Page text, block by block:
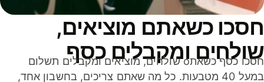
כשאתם מוציאים,
ומקבלים כסף
חסכו כסף כשאתo שולחים, מוציאים ומקבלים תשלום
במעל 40 מטבעות. כל מה שאתם צריכים, בחשבון אחד,